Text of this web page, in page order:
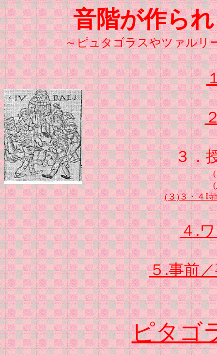
音階が作ら
～ピュタゴラスやツァルリ
３．
(３)３・４時
４.
５.事前
ピタゴ